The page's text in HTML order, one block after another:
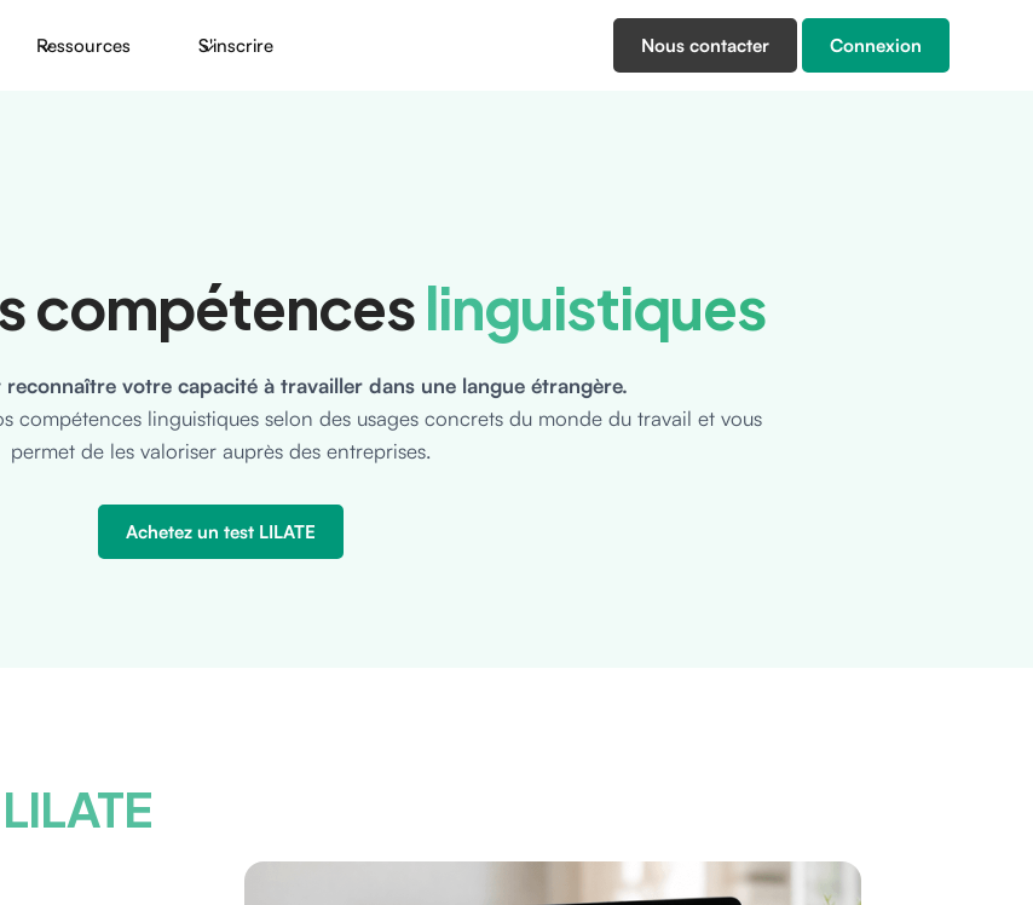
Ressources S'inscrire Nous contacter Connexion
compétenceslinguistiques
reconnaître votre capacité à travailler dans une langue étrangère.
compétences linguistiques selon des usages concrets du monde du travail et vous
permet de les valoriser auprès des entreprises.
Achetez un test LILATE
LILATE